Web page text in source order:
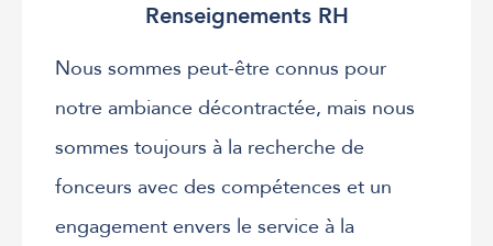
Renseignements RH
Nous sommes peut-être connus pour
notre ambiance décontractée, mais nous
sommes toujours à la recherche de
fonceurs avec des compétences et un
engagement envers le service à la